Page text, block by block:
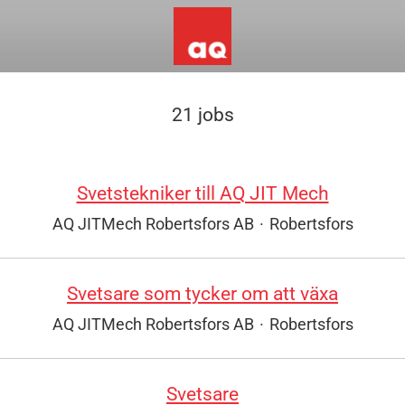
21 jobs
Svetstekniker till AQ JIT Mech
AQ JITMech Robertsfors AB · Robertsfors
Svetsare som tycker om att växa
AQ JITMech Robertsfors AB · Robertsfors
Svetsare